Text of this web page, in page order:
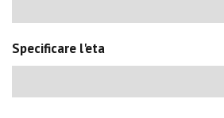
Specificare l'eta